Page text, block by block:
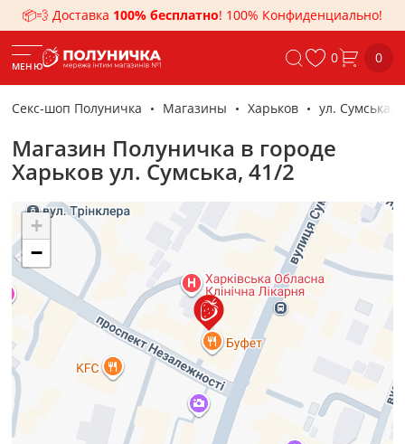
📦💨 Доставка 100% бесплатно! 100% Конфиденциально!
МЕНЮ 0 0
Секс-шоп Полуничка Магазины Харьков ул. Сумська,
Магазин Полуничка в городе
Харьков ул. Сумська, 41/2
+
−